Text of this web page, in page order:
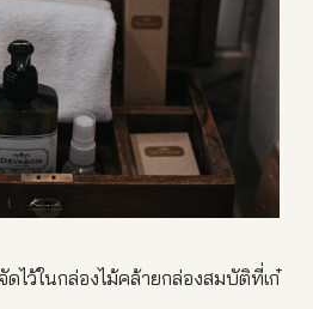
ไว้ในกล่องไม้คล้ายกล่องสมบัติที่เก๋